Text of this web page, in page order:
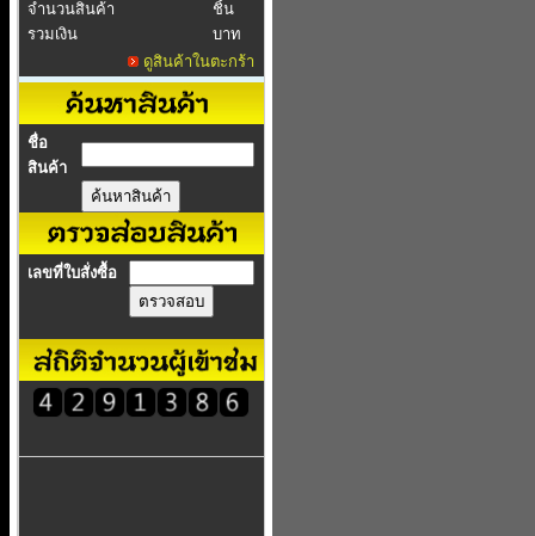
จำนวนสินค้า
ชิ้น
รวมเงิน
บาท
ดูสินค้าในตะกร้า
ชื่อ
สินค้า
เลขที่ใบสั่งซื้อ